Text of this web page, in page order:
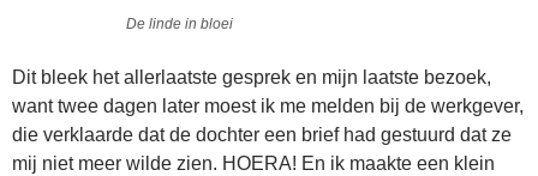
De linde in bloei
Dit bleek het allerlaatste gesprek en mijn laatste bezoek,
want twee dagen later moest ik me melden bij de werkgever,
die verklaarde dat de dochter een brief had gestuurd dat ze
mij niet meer wilde zien. HOERA! En ik maakte een klein